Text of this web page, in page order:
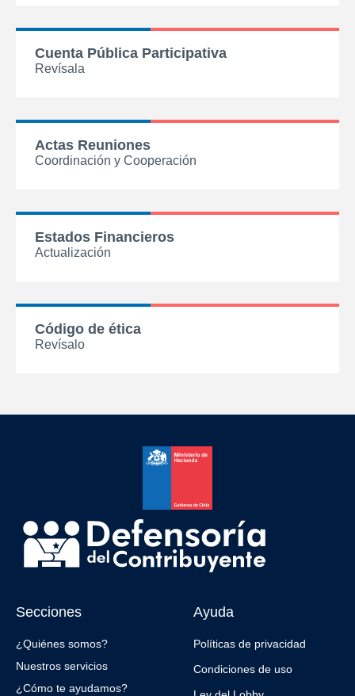
Cuenta Pública Participativa
Revísala
Actas Reuniones
Coordinación y Cooperación
Estados Financieros
Actualización
Código de ética
Revísalo
Secciones
¿Quiénes somos?
Nuestros servicios
¿Cómo te ayudamos?
Ayuda
Políticas de privacidad
Condiciones de uso